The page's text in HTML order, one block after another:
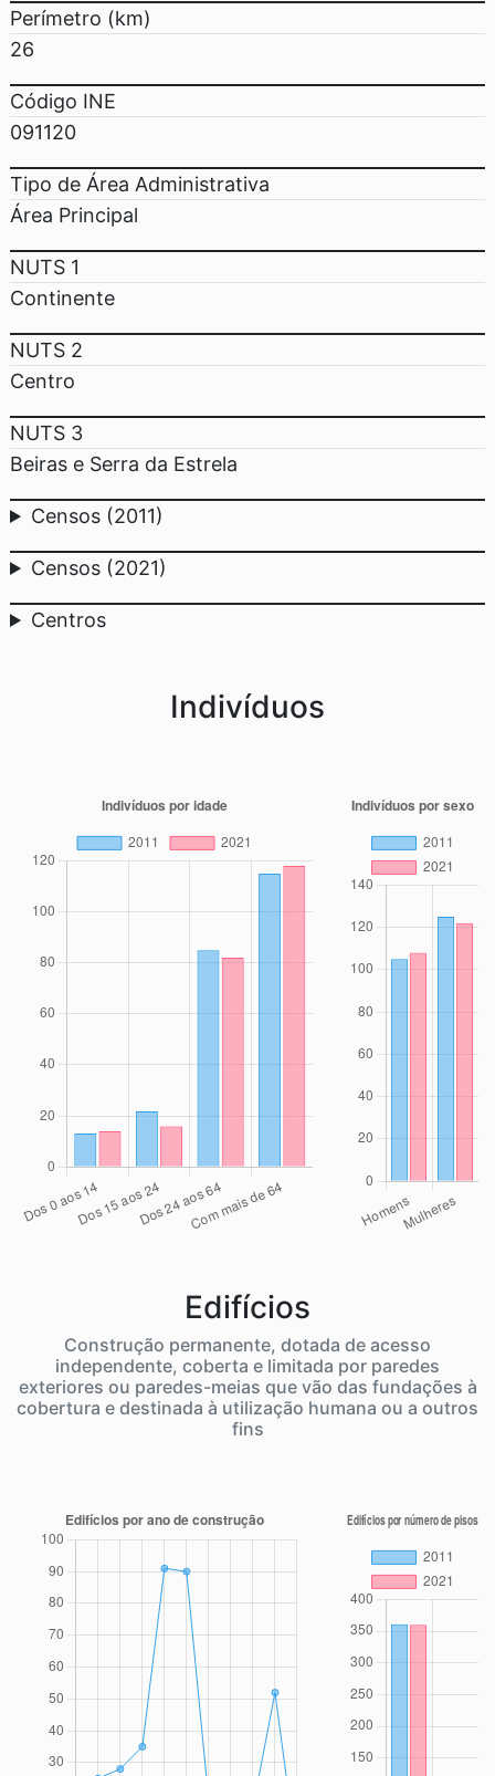
Perímetro (km)
26
Código INE
091120
Tipo de Área Administrativa
Área Principal
NUTS 1
Continente
NUTS 2
Centro
NUTS 3
Beiras e Serra da Estrela
Censos (2011)
Censos (2021)
Centros
Indivíduos
Edifícios
Construção permanente, dotada de acesso
independente, coberta e limitada por paredes
exteriores ou paredes-meias que vão das fundações à
cobertura e destinada à utilização humana ou a outros
fins